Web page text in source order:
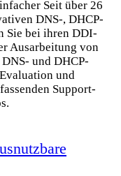
Seit über 26
DNS-, DHCP-
Sie bei ihren DDI-
Ausarbeitung von
und DHCP-
und
Support-